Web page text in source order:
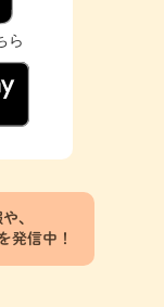
ら
、
発信中！